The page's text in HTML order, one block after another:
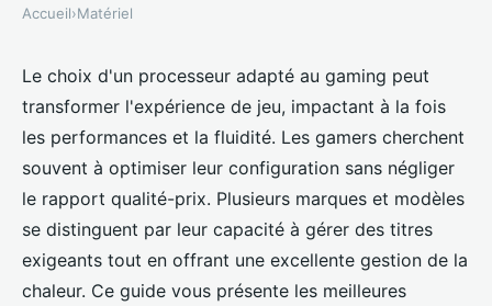
Processeurs pour le gaming:
quels sont les meilleurs ?
Benjamin •16 octobre 2024•10 min de lecture
Accueil›Matériel
Le choix d'un processeur adapté au gaming peut
transformer l'expérience de jeu, impactant à la fois
les performances et la fluidité. Les gamers cherchent
souvent à optimiser leur configuration sans négliger
le rapport qualité-prix. Plusieurs marques et modèles
se distinguent par leur capacité à gérer des titres
exigeants tout en offrant une excellente gestion de la
chaleur. Ce guide vous présente les meilleures